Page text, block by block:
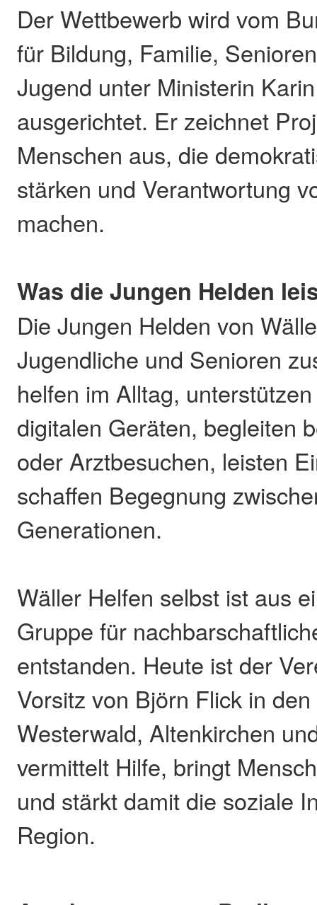
Der Wettbewerb wird vom
für Bildung, Familie,
Jugend unter Ministerin
ausgerichtet. Er zeichnet
Menschen aus, die
stärken und Verantwortung
machen.
Was die Jungen Helden
Die Jungen Helden von
Jugendliche und Senioren
helfen im Alltag,
digitalen Geräten, begleiten
oder Arztbesuchen, leisten
schaffen Begegnung
Generationen.
Wäller Helfen selbst ist aus
Gruppe für
entstanden. Heute ist der
Vorsitz von Björn Flick in
Westerwald, Altenkirchen
vermittelt Hilfe, bringt
und stärkt damit die soziale
Region.